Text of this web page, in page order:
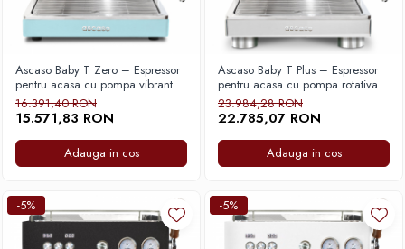
Ascaso Baby T Zero – Espressor
pentru acasa cu pompa vibranta,
sistem Thermoblock si control
stabil al temperaturii pentru
extractie precisa – Albastru
16.391,40 RON
15.571,83 RON
Adauga in cos
Ascaso Baby T Plus – Espressor
pentru acasa cu pompa rotativa,
Multi Thermoblock si control al
debitului pentru stabilitate termica
si extractie precisa – Inox
23.984,28 RON
22.785,07 RON
Adauga in cos
-5% -5%